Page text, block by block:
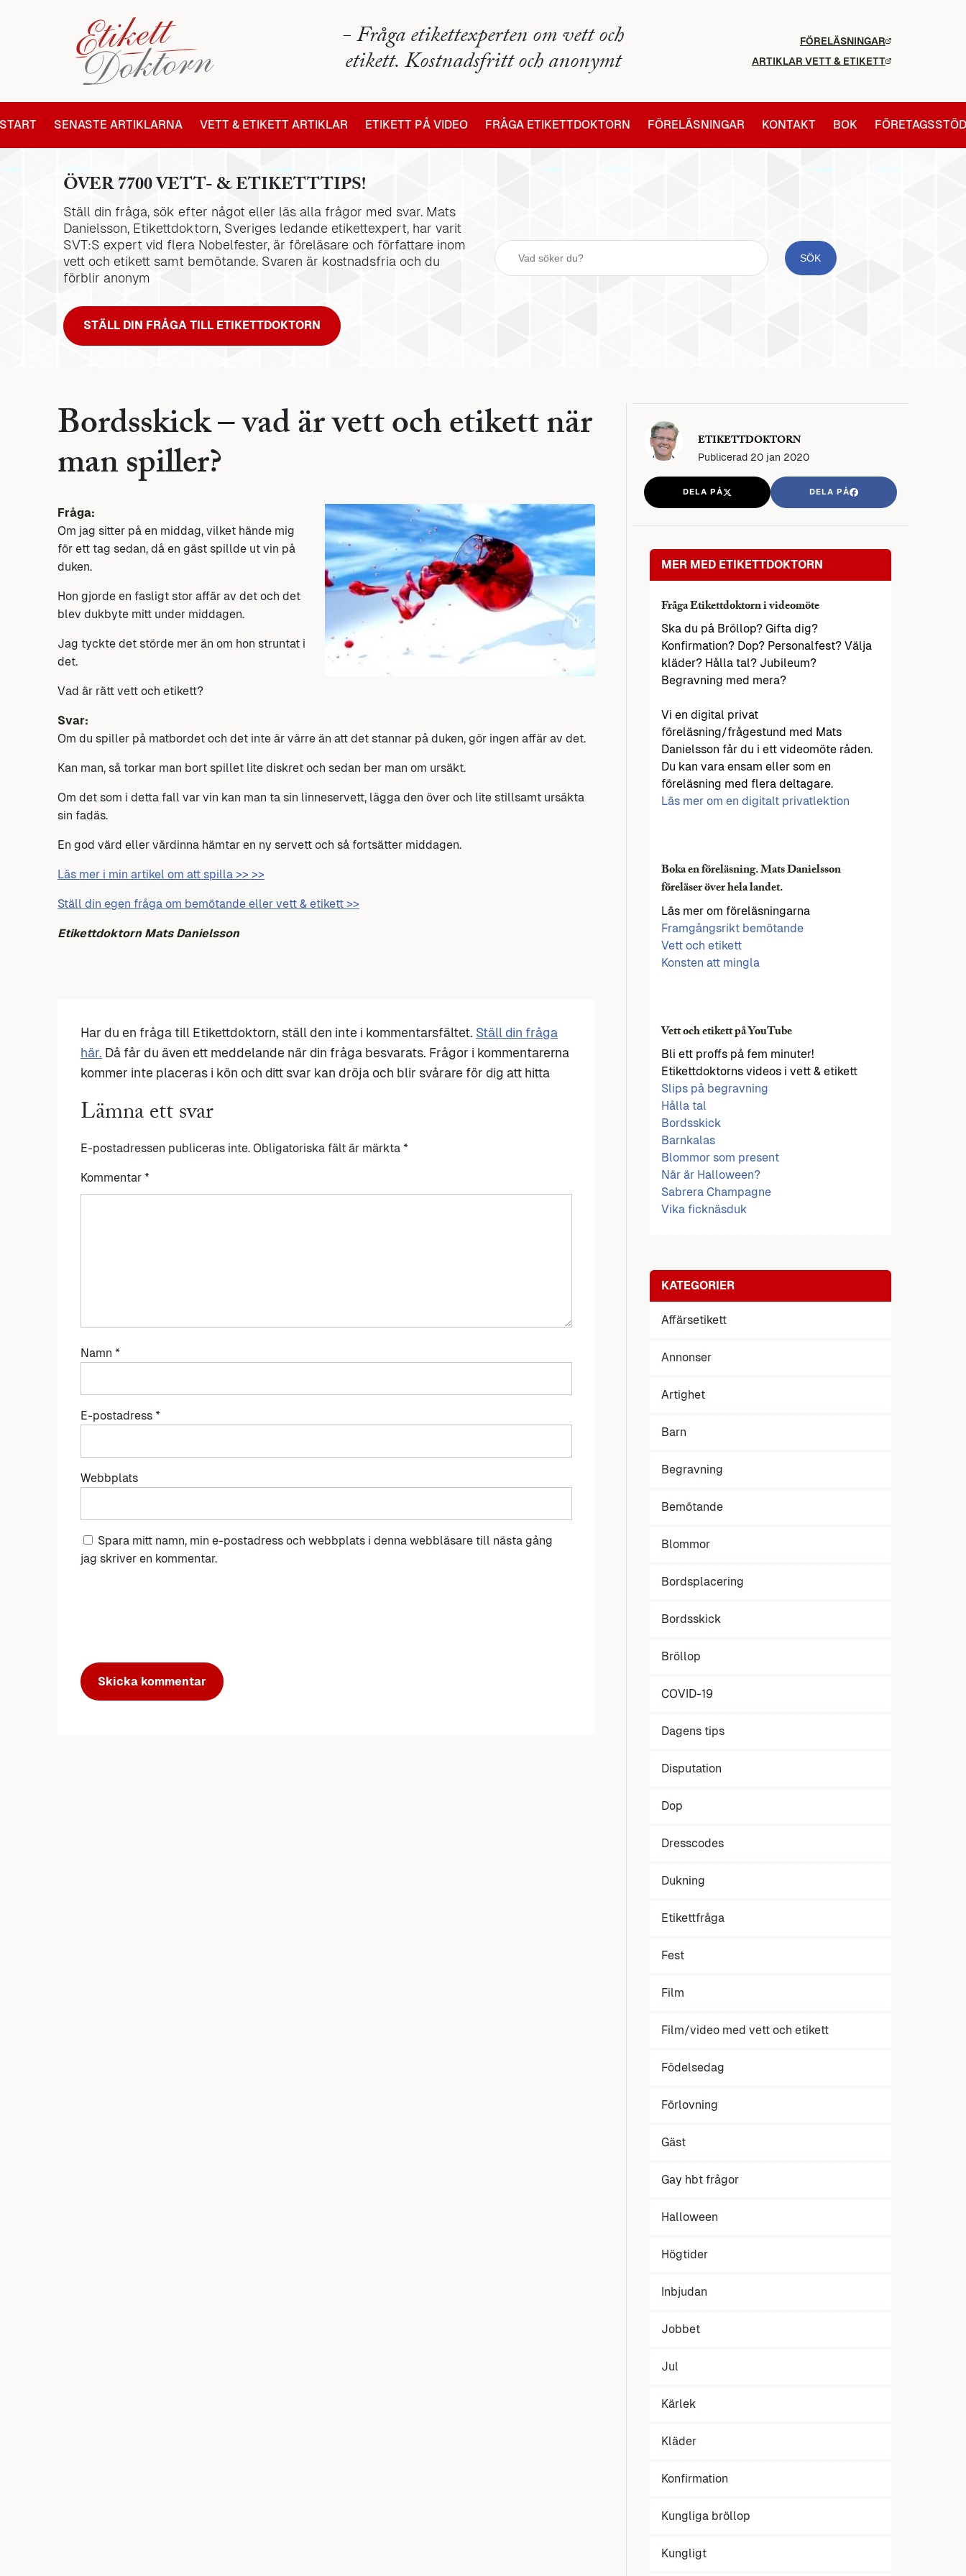
- Fråga etikettexperten om vett och
etikett. Kostnadsfritt och anonymt
FÖRELÄSNINGAR
ARTIKLAR VETT & ETIKETT
START SENASTE ARTIKLARNA VETT & ETIKETT ARTIKLAR ETIKETT PÅ VIDEO FRÅGA ETIKETTDOKTORN FÖRELÄSNINGAR KONTAKT BOK FÖRETAGSSTÖD
ÖVER 7700 VETT- & ETIKETTTIPS!
Ställ din fråga, sök efter något eller läs alla frågor med svar. Mats
Danielsson, Etikettdoktorn, Sveriges ledande etikettexpert, har varit
SVT:S expert vid flera Nobelfester, är föreläsare och författare inom
vett och etikett samt bemötande. Svaren är kostnadsfria och du
förblir anonym
STÄLL DIN FRÅGA TILL ETIKETTDOKTORN
Bordsskick – vad är vett och etikett när
man spiller?
Fråga:
Om jag sitter på en middag, vilket hände mig
för ett tag sedan, då en gäst spillde ut vin på
duken.
Hon gjorde en fasligt stor affär av det och det
blev dukbyte mitt under middagen.
Jag tyckte det störde mer än om hon struntat i
det.
Vad är rätt vett och etikett?
Svar:
Om du spiller på matbordet och det inte är värre än att det stannar på duken, gör ingen affär av det.
Kan man, så torkar man bort spillet lite diskret och sedan ber man om ursäkt.
Om det som i detta fall var vin kan man ta sin linneservett, lägga den över och lite stillsamt ursäkta
sin fadäs.
En god värd eller värdinna hämtar en ny servett och så fortsätter middagen.
Läs mer i min artikel om att spilla >> >>
Ställ din egen fråga om bemötande eller vett & etikett >>
Etikettdoktorn Mats Danielsson
Har du en fråga till Etikettdoktorn, ställ den inte i kommentarsfältet. Ställ din fråga
här. Då får du även ett meddelande när din fråga besvarats. Frågor i kommentarerna
kommer inte placeras i kön och ditt svar kan dröja och blir svårare för dig att hitta
Lämna ett svar
E-postadressen publiceras inte. Obligatoriska fält är märkta *
Kommentar *
Namn *
E-postadress *
Webbplats
Spara mitt namn, min e-postadress och webbplats i denna webbläsare till nästa gång
jag skriver en kommentar.
ETIKETTDOKTORN
Publicerad 20 jan 2020
DELA PÅ DELA PÅ
MER MED ETIKETTDOKTORN
Fråga Etikettdoktorn i videomöte
Ska du på Bröllop? Gifta dig?
Konfirmation? Dop? Personalfest? Välja
kläder? Hålla tal? Jubileum?
Begravning med mera?
Vi en digital privat
föreläsning/frågestund med Mats
Danielsson får du i ett videomöte råden.
Du kan vara ensam eller som en
föreläsning med flera deltagare.
Läs mer om en digitalt privatlektion
Boka en föreläsning. Mats Danielsson
föreläser över hela landet.
Läs mer om föreläsningarna
Framgångsrikt bemötande
Vett och etikett
Konsten att mingla
Vett och etikett på YouTube
Bli ett proffs på fem minuter!
Etikettdoktorns videos i vett & etikett
Slips på begravning
Hålla tal
Bordsskick
Barnkalas
Blommor som present
När är Halloween?
Sabrera Champagne
Vika ficknäsduk
KATEGORIER
Affärsetikett
Annonser
Artighet
Barn
Begravning
Bemötande
Blommor
Bordsplacering
Bordsskick
Bröllop
COVID-19
Dagens tips
Disputation
Dop
Dresscodes
Dukning
Etikettfråga
Fest
Film
Film/video med vett och etikett
Födelsedag
Förlovning
Gäst
Gay hbt frågor
Halloween
Högtider
Inbjudan
Jobbet
Jul
Kärlek
Kläder
Konfirmation
Kungliga bröllop
Kungligt